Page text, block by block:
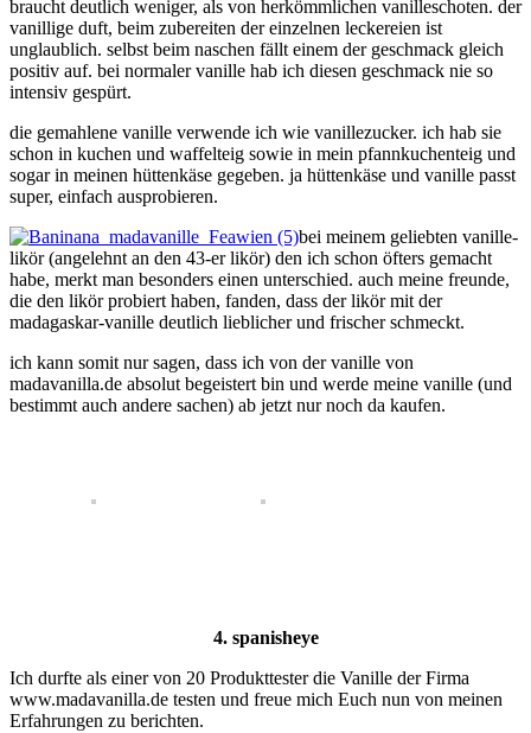
braucht deutlich weniger, als von herkömmlichen vanilleschoten. der
vanillige duft, beim zubereiten der einzelnen leckereien ist
unglaublich. selbst beim naschen fällt einem der geschmack gleich
positiv auf. bei normaler vanille hab ich diesen geschmack nie so
intensiv gespürt.
die gemahlene vanille verwende ich wie vanillezucker. ich hab sie
schon in kuchen und waffelteig sowie in mein pfannkuchenteig und
sogar in meinen hüttenkäse gegeben. ja hüttenkäse und vanille passt
super, einfach ausprobieren.
bei meinem geliebten vanille-
likör (angelehnt an den 43-er likör) den ich schon öfters gemacht
habe, merkt man besonders einen unterschied. auch meine freunde,
die den likör probiert haben, fanden, dass der likör mit der
madagaskar-vanille deutlich lieblicher und frischer schmeckt.
ich kann somit nur sagen, dass ich von der vanille von
madavanilla.de absolut begeistert bin und werde meine vanille (und
bestimmt auch andere sachen) ab jetzt nur noch da kaufen.
4. spanisheye
Ich durfte als einer von 20 Produkttester die Vanille der Firma
www.madavanilla.de testen und freue mich Euch nun von meinen
Erfahrungen zu berichten.